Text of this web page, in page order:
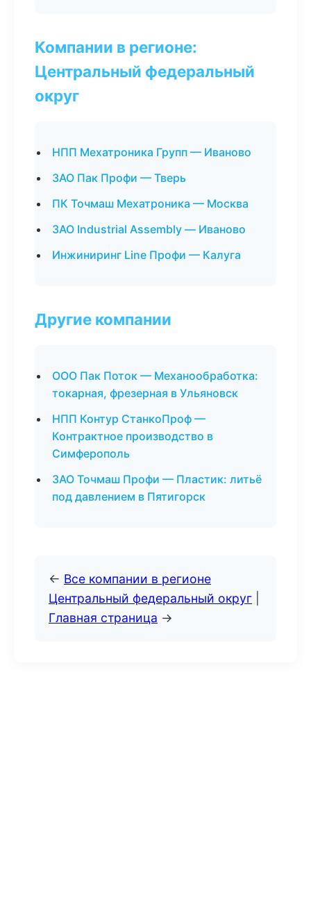
Компании в регионе:
Центральный федеральный
округ
НПП Мехатроника Групп — Иваново
ЗАО Пак Профи — Тверь
ПК Точмаш Мехатроника — Москва
ЗАО Industrial Assembly — Иваново
Инжиниринг Line Профи — Калуга
Другие компании
ООО Пак Поток — Механообработка:
токарная, фрезерная в Ульяновск
НПП Контур СтанкоПроф —
Контрактное производство в
Симферополь
ЗАО Точмаш Профи — Пластик: литьё
под давлением в Пятигорск
← Все компании в регионе
Центральный федеральный округ
Главная страница →